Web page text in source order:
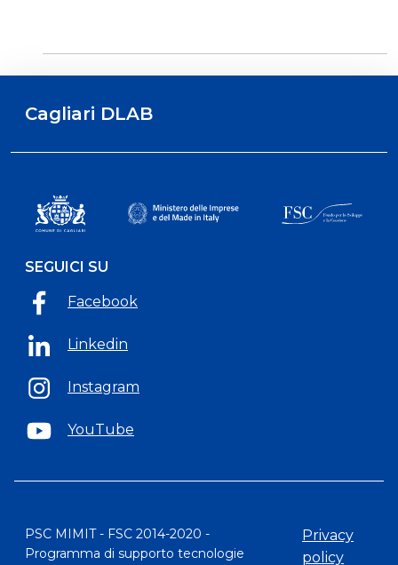
Cagliari DLAB
SEGUICI SU
Facebook
Linkedin
Instagram
YouTube
PSC MIMIT - FSC 2014-2020 -
Programma di supporto tecnologie
Privacy
policy